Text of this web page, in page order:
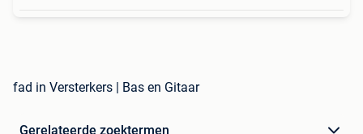
fad in Versterkers | Bas en Gitaar
Gerelateerde zoektermen